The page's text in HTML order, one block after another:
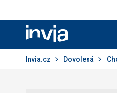
Invia.cz
Invia.cz Dovolená